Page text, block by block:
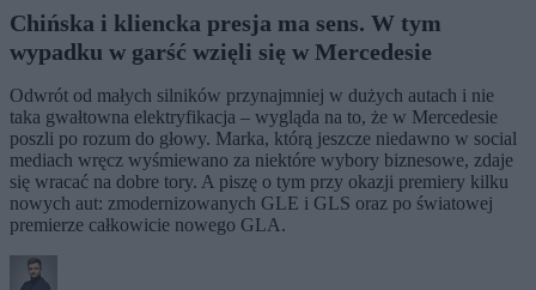
Chińska i kliencka presja ma sens. W tym
wypadku w garść wzięli się w Mercedesie
Odwrót od małych silników przynajmniej w dużych autach i nie
taka gwałtowna elektryfikacja – wygląda na to, że w Mercedesie
poszli po rozum do głowy. Marka, którą jeszcze niedawno w social
mediach wręcz wyśmiewano za niektóre wybory biznesowe, zdaje
się wracać na dobre tory. A piszę o tym przy okazji premiery kilku
nowych aut: zmodernizowanych GLE i GLS oraz po światowej
premierze całkowicie nowego GLA.